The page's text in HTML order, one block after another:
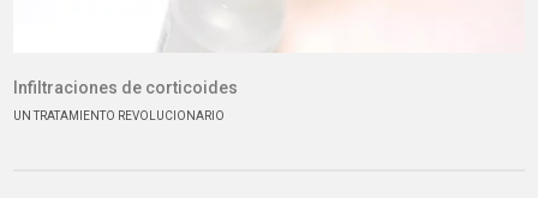
Infiltraciones de corticoides
UN TRATAMIENTO REVOLUCIONARIO